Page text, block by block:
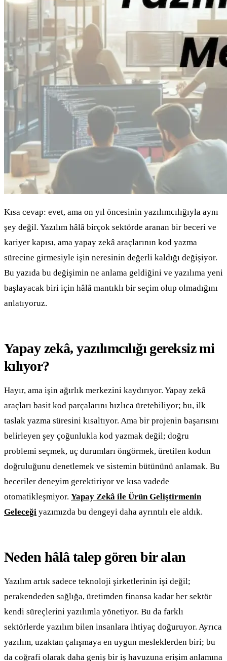
Kısa cevap: evet, ama on yıl öncesinin yazılımcılığıyla aynı
şey değil. Yazılım hâlâ birçok sektörde aranan bir beceri ve
kariyer kapısı, ama yapay zekâ araçlarının kod yazma
sürecine girmesiyle işin neresinin değerli kaldığı değişiyor.
Bu yazıda bu değişimin ne anlama geldiğini ve yazılıma yeni
başlayacak biri için hâlâ mantıklı bir seçim olup olmadığını
anlatıyoruz.
Yapay zekâ, yazılımcılığı gereksiz mi
kılıyor?
Hayır, ama işin ağırlık merkezini kaydırıyor. Yapay zekâ
araçları basit kod parçalarını hızlıca üretebiliyor; bu, ilk
taslak yazma süresini kısaltıyor. Ama bir projenin başarısını
belirleyen şey çoğunlukla kod yazmak değil; doğru
problemi seçmek, uç durumları öngörmek, üretilen kodun
doğruluğunu denetlemek ve sistemin bütününü anlamak. Bu
beceriler deneyim gerektiriyor ve kısa vadede
otomatikleşmiyor. Yapay Zekâ ile Ürün Geliştirmenin
Geleceği yazımızda bu dengeyi daha ayrıntılı ele aldık.
Neden hâlâ talep gören bir alan
Yazılım artık sadece teknoloji şirketlerinin işi değil;
perakendeden sağlığa, üretimden finansa kadar her sektör
kendi süreçlerini yazılımla yönetiyor. Bu da farklı
sektörlerde yazılım bilen insanlara ihtiyaç doğuruyor. Ayrıca
yazılım, uzaktan çalışmaya en uygun mesleklerden biri; bu
da coğrafi olarak daha geniş bir iş havuzuna erişim anlamına